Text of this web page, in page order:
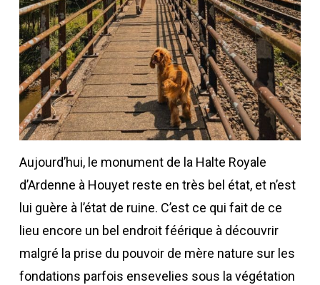
Aujourd’hui, le monument de la Halte Royale
d’Ardenne à Houyet reste en très bel état, et n’est
lui guère à l’état de ruine. C’est ce qui fait de ce
lieu encore un bel endroit féérique à découvrir
malgré la prise du pouvoir de mère nature sur les
fondations parfois ensevelies sous la végétation